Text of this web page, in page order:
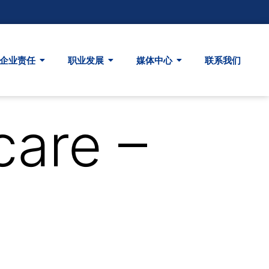
企业责任 职业发展 媒体中心 联系我们
–